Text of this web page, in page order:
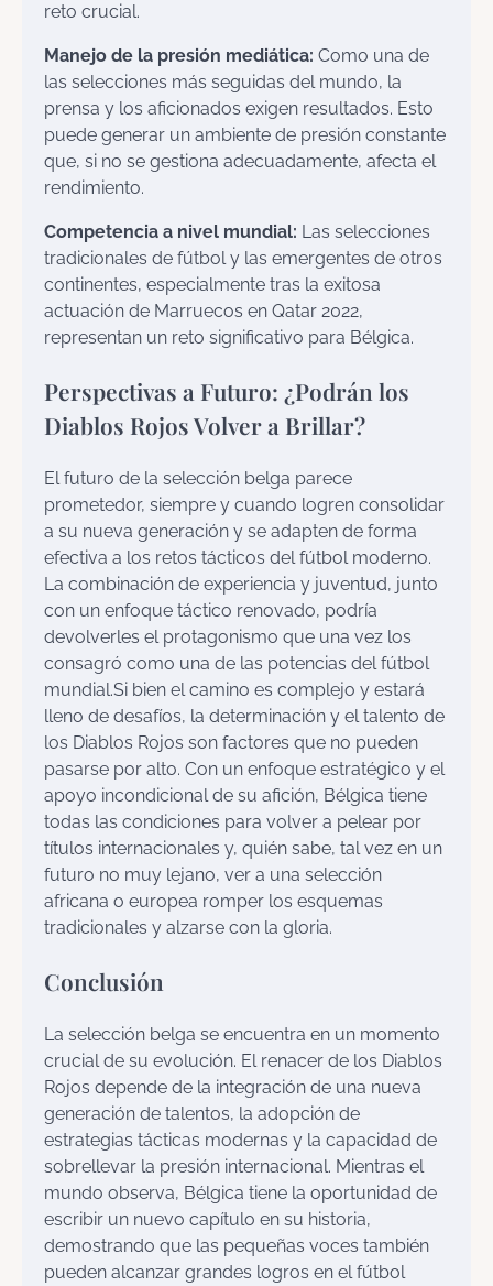
reto crucial.
Manejo de la presión mediática: Como una de
las selecciones más seguidas del mundo, la
prensa y los aficionados exigen resultados. Esto
puede generar un ambiente de presión constante
que, si no se gestiona adecuadamente, afecta el
rendimiento.
Competencia a nivel mundial: Las selecciones
tradicionales de fútbol y las emergentes de otros
continentes, especialmente tras la exitosa
actuación de Marruecos en Qatar 2022,
representan un reto significativo para Bélgica.
Perspectivas a Futuro: ¿Podrán los
Diablos Rojos Volver a Brillar?
El futuro de la selección belga parece
prometedor, siempre y cuando logren consolidar
a su nueva generación y se adapten de forma
efectiva a los retos tácticos del fútbol moderno.
La combinación de experiencia y juventud, junto
con un enfoque táctico renovado, podría
devolverles el protagonismo que una vez los
consagró como una de las potencias del fútbol
mundial.Si bien el camino es complejo y estará
lleno de desafíos, la determinación y el talento de
los Diablos Rojos son factores que no pueden
pasarse por alto. Con un enfoque estratégico y el
apoyo incondicional de su afición, Bélgica tiene
todas las condiciones para volver a pelear por
títulos internacionales y, quién sabe, tal vez en un
futuro no muy lejano, ver a una selección
africana o europea romper los esquemas
tradicionales y alzarse con la gloria.
Conclusión
La selección belga se encuentra en un momento
crucial de su evolución. El renacer de los Diablos
Rojos depende de la integración de una nueva
generación de talentos, la adopción de
estrategias tácticas modernas y la capacidad de
sobrellevar la presión internacional. Mientras el
mundo observa, Bélgica tiene la oportunidad de
escribir un nuevo capítulo en su historia,
demostrando que las pequeñas voces también
pueden alcanzar grandes logros en el fútbol